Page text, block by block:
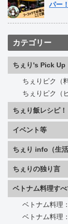
パー
カテゴリー
ちぇり's Pick Up
ちぇりピク（
ちぇりピク（
ちぇり飯レシピ！
イベント等
ちぇり info（生活
ちぇりの独り言
ベトナム料理すべ
ベトナム料理
ベトナム料理